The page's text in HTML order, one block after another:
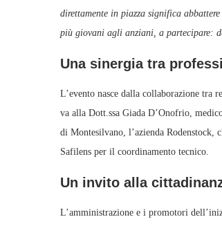
direttamente in piazza significa
più giovani agli anziani, a partecipare:
Una sinergia tra
L’evento nasce dalla collaborazione tra
va alla Dott.ssa Giada D’Onofrio,
di Montesilvano, l’azienda Rodenstock,
Safilens per il coordinamento tecnico.
Un invito alla
L’amministrazione e i promotori